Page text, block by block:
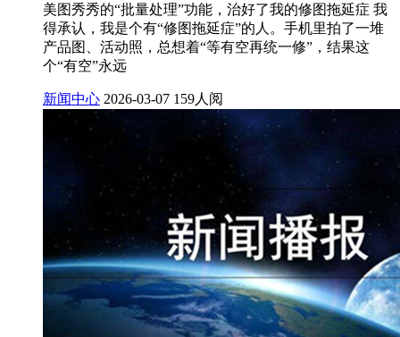
美图秀秀的“批量处理”功能，治好了我的修图拖延症 我
得承认，我是个有“修图拖延症”的人。手机里拍了一堆
产品图、活动照，总想着“等有空再统一修”，结果这
个“有空”永远
新闻中心 2026-03-07 159人阅